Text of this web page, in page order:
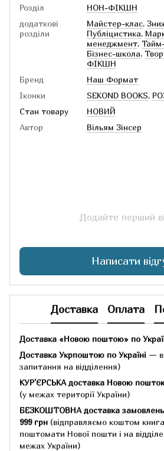
Розділ
НОН-ФІКШН
додаткові
розділи
Майстер-клас,
Публіцистика,
менеджмент,
Бізнес-школа,
ФІКШН
Бренд
Наш Формат
Іконки
SEKOND BOOKS,
Стан товару
НОВИЙ
Автор
Вільям Зінсер
Додайте перший
Написати
Доставка Оплата
Доставка «Новою поштою» по
Доставка Укрпоштою по Україні —
запитання на відділення)
КУР'ЄРСЬКА доставка Новою
(у межах території України)
БЕЗКОШТОВНА доставка
999 грн (відправляємо коштом
поштомати Нової пошти і на
межах України)